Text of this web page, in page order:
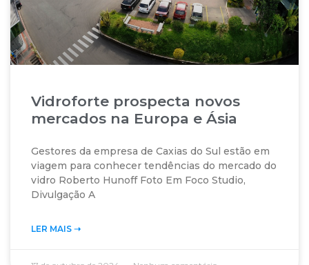
Vidroforte prospecta novos
mercados na Europa e Ásia
Gestores da empresa de Caxias do Sul estão em
viagem para conhecer tendências do mercado do
vidro Roberto Hunoff Foto Em Foco Studio,
Divulgação A
LER MAIS ➝‬